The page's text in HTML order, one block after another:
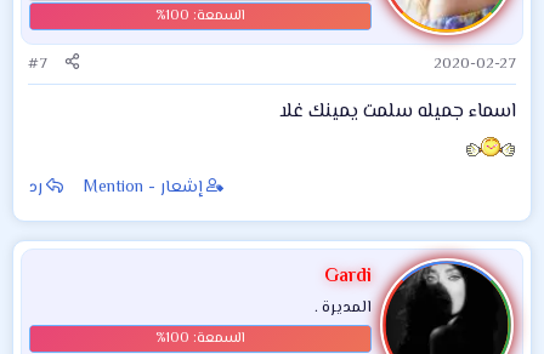
2020-02-27
#7
اسماء جميله سلمت يمينك غلا
إشعار - Mention رد
Gardi
المديرة .